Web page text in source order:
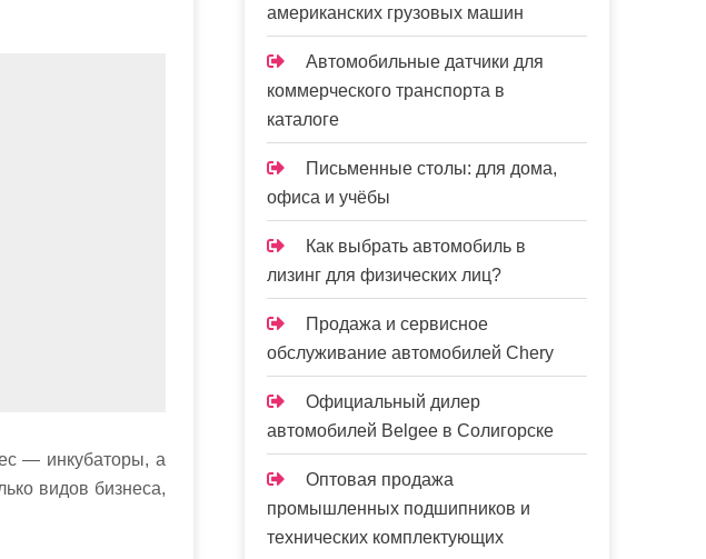
— инкубаторы, а
видов бизнеса,
американских грузовых машин
Автомобильные датчики для
коммерческого транспорта в
каталоге
Письменные столы: для дома,
офиса и учёбы
Как выбрать автомобиль в
лизинг для физических лиц?
Продажа и сервисное
обслуживание автомобилей Chery
Официальный дилер
автомобилей Belgee в Солигорске
Оптовая продажа
промышленных подшипников и
технических комплектующих